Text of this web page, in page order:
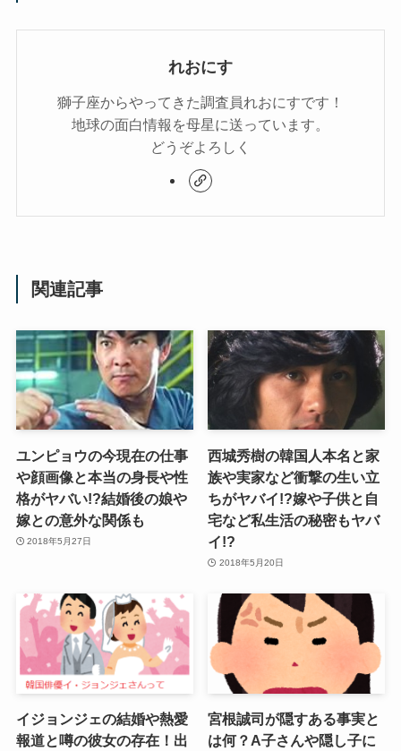
れおにす
獅子座からやってきた調査員れおにすです！
地球の面白情報を母星に送っています。
どうぞよろしく
関連記事
ユンピョウの今現在の仕事
や顔画像と本当の身長や性
格がヤバい!?結婚後の娘や
嫁との意外な関係も
2018年5月27日
西城秀樹の韓国人本名と家
族や実家など衝撃の生い立
ちがヤバイ!?嫁や子供と自
宅など私生活の秘密もヤバ
イ!?
2018年5月20日
イジョンジェの結婚や熱愛
報道と噂の彼女の存在！出
宮根誠司が隠すある事実と
は何？A子さんや隠し子に